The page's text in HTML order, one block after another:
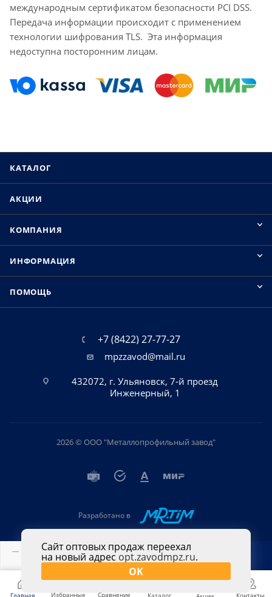
В КОРЗИНУ
международным сертификатом безопасности PCI DSS.
Передача информации происходит с применением
технологии шифрования TLS. Эта информация
недоступна посторонним лицам.
КАТАЛОГ
АКЦИИ
КОМПАНИЯ
ИНФОРМАЦИЯ
ПОМОЩЬ
+7 (8422) 27-77-27
mpzzavod@mail.ru
432072, г. Ульяновск, 7-й проезд
Инженерный, 1
2026 © ООО "Металлопрофильный завод"
Разработано в
Сайт оптовых продаж переехал
на новый адрес opt.zavodmpz.ru.
OK
Главная Избранные Сравнение Каталог Контакты